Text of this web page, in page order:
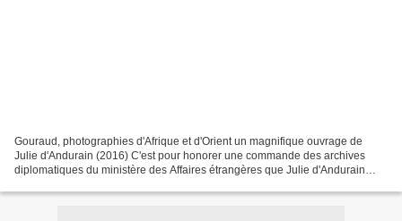
Gouraud, photographies d'Afrique et d'Orient un magnifique ouvrage de
Julie d'Andurain (2016) C'est pour honorer une commande des archives
diplomatiques du ministère des Affaires étrangères que Julie d'Andurain